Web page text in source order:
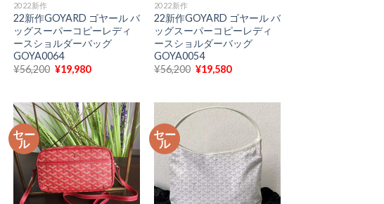
2022新作
22新作GOYARD ゴヤール バ
ッグスーパーコピーレディ
ースショルダーバッグ
GOYA0064
¥56,200 元
は
¥56,200
で
し
た。
¥19,980現
格
は
¥19,980
で
す。
2022新作
22新作GOYARD ゴヤール バ
ッグスーパーコピーレディ
ースショルダーバッグ
GOYA0054
¥56,200 元
は
¥56,200
¥19,580現
格
は
¥19,580
す。
セー
ル
セー
ル